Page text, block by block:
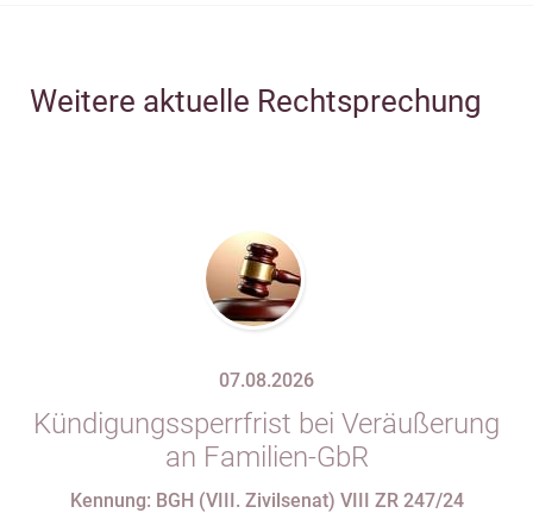
Weitere aktuelle Rechtsprechung
07.08.2026
Kündigungssperrfrist bei Veräußerung
an Familien-GbR
Kennung: BGH (VIII. Zivilsenat) VIII ZR 247/24